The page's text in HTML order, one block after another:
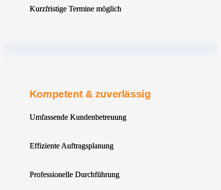
Kurzfristige Termine möglich
Kompetent & zuverlässig
Umfassende Kundenbetreuung
Effiziente Auftragsplanung
Professionelle Durchführung